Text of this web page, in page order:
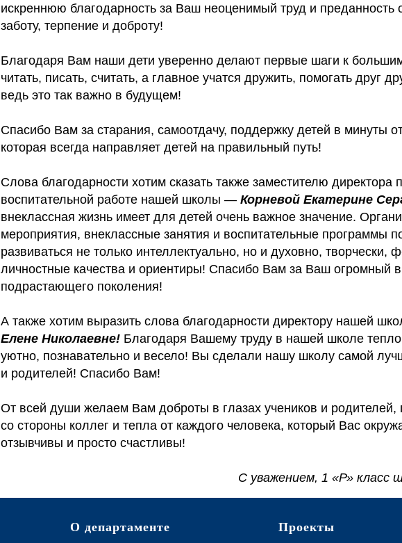
искреннюю благодарность за Ваш неоценимый труд и
заботу, терпение и доброту!
Благодаря Вам наши дети уверенно делают первые шаги к
читать, писать, считать, а главное учатся дружить, помогать друг
ведь это так важно в будущем!
Спасибо Вам за старания, самоотдачу, поддержку детей в минуты
которая всегда направляет детей на правильный путь!
Слова благодарности хотим сказать также заместителю директора
воспитательной работе нашей школы — Корневой Екатерине
внеклассная жизнь имеет для детей очень важное значение.
мероприятия, внеклассные занятия и воспитательные программы
развиваться не только интеллектуально, но и духовно, творчески,
личностные качества и ориентиры! Спасибо Вам за Ваш огромный
подрастающего поколения!
А также хотим выразить слова благодарности директору нашей
Елене Николаевне! Благодаря Вашему труду в нашей школе
уютно, познавательно и весело! Вы сделали нашу школу самой
и родителей! Спасибо Вам!
От всей души желаем Вам доброты в глазах учеников и родителей,
со стороны коллег и тепла от каждого человека, который Вас
отзывчивы и просто счастливы!
С уважением, 1 «Р» класс
О департаменте Проекты